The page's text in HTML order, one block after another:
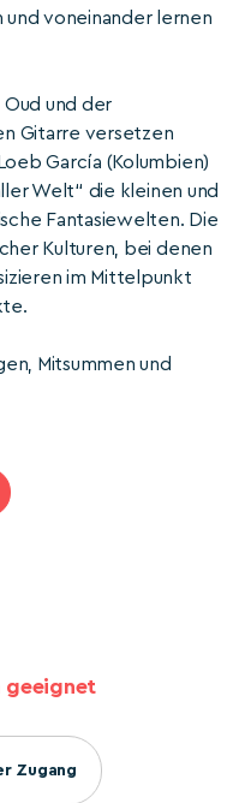
und voneinander lernen
und der
Gitarre versetzen
García (Kolumbien)
Welt“ die kleinen und
Fantasiewelten. Die
Kulturen, bei denen
im Mittelpunkt
Mitsummen und
geeignet
Zugang